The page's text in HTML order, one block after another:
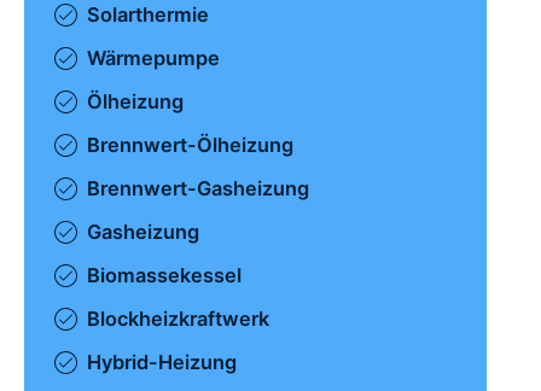
Solarthermie
Wärmepumpe
Ölheizung
Brennwert-Ölheizung
Brennwert-Gasheizung
Gasheizung
Biomassekessel
Blockheizkraftwerk
Hybrid-Heizung